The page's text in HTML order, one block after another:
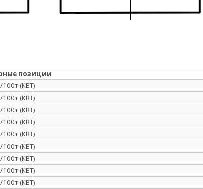
позиции
(КВТ)
(КВТ)
(КВТ)
(КВТ)
(КВТ)
(КВТ)
(КВТ)
(КВТ)
(КВТ)